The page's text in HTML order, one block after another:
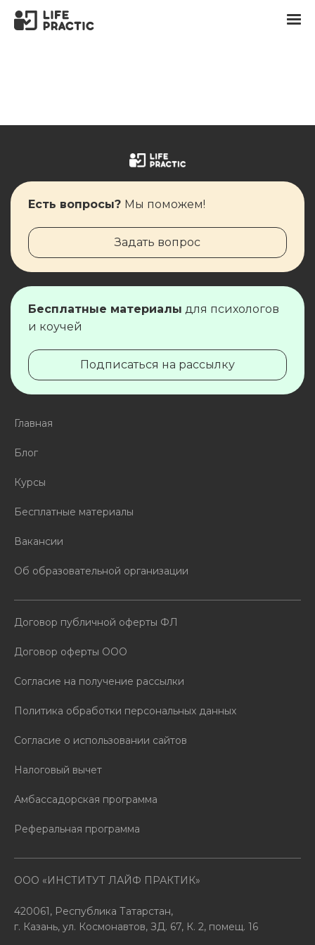
Есть вопросы? Мы поможем!
Задать вопрос
Бесплатные материалы для ​​​​психологов
и коучей
Подписаться на рассылку
Главная
Блог
Курсы
Бесплатные материалы
Вакансии
Об образовательной организации
Договор публичной оферты ФЛ
Договор оферты ООО
Согласие на получение рассылки
Политика обработки персональных данных
Согласие о использовании сайтов
Налоговый вычет
Амбассадорская программа
Реферальная программа
ООО «ИНСТИТУТ ЛАЙФ ПРАКТИК»
420061, Республика Татарстан,
г. Казань, ул. Космонавтов, ЗД. 67, К. 2, помещ. 16